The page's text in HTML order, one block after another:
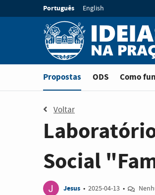
Ir para o conteúdo principal
Idioma:
Português English
Propostas ODS Como
Voltar
Social
J Jesus • 2025-04-13 •